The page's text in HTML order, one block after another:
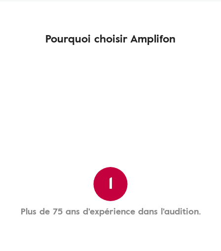
Pourquoi choisir Amplifon
1
Plus de 75 ans d'expérience dans l'audition.